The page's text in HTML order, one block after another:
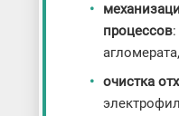
процессов:
очистка